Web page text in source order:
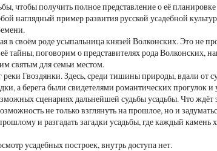
чтобы получить полное представление о её
наглядный пример развития русской усадебной
в своём роде усыпальница князей Волконских. Это не
тайны, поговорим о представителях рода Волконских,
святым для семьи местом.
Гвоздянки. Здесь, среди тишины природы, вдали от
а берега были свидетелями романтических
сценариях дальнейшей судьбы усадьбы. Что ждёт
не только взглянуть на прошлое, но и
и разгадать загадки усадьбы, где каждый камень
усадебных построек, внутрь доступа нет.